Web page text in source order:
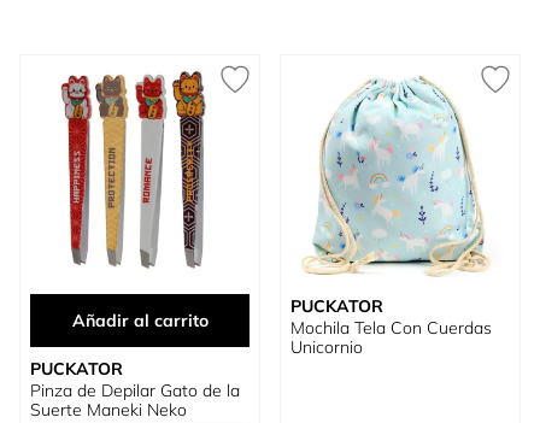
Añadir al carrito
PUCKATOR
Pinza de Depilar Gato de la
Suerte Maneki Neko
PUCKATOR
Mochila Tela Con Cuerdas
Unicornio